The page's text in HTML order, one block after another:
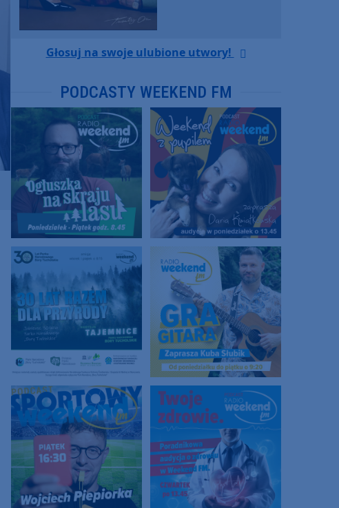
Głosuj na swoje ulubione utwory!
PODCASTY WEEKEND FM